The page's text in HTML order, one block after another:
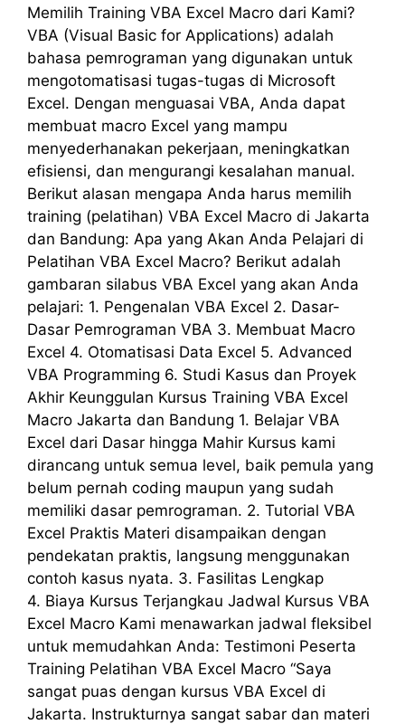
Memilih Training VBA Excel Macro dari Kami?
VBA (Visual Basic for Applications) adalah
bahasa pemrograman yang digunakan untuk
mengotomatisasi tugas-tugas di Microsoft
Excel. Dengan menguasai VBA, Anda dapat
membuat macro Excel yang mampu
menyederhanakan pekerjaan, meningkatkan
efisiensi, dan mengurangi kesalahan manual.
Berikut alasan mengapa Anda harus memilih
training (pelatihan) VBA Excel Macro di Jakarta
dan Bandung: Apa yang Akan Anda Pelajari di
Pelatihan VBA Excel Macro? Berikut adalah
gambaran silabus VBA Excel yang akan Anda
pelajari: 1. Pengenalan VBA Excel 2. Dasar-
Dasar Pemrograman VBA 3. Membuat Macro
Excel 4. Otomatisasi Data Excel 5. Advanced
VBA Programming 6. Studi Kasus dan Proyek
Akhir Keunggulan Kursus Training VBA Excel
Macro Jakarta dan Bandung 1. Belajar VBA
Excel dari Dasar hingga Mahir Kursus kami
dirancang untuk semua level, baik pemula yang
belum pernah coding maupun yang sudah
memiliki dasar pemrograman. 2. Tutorial VBA
Excel Praktis Materi disampaikan dengan
pendekatan praktis, langsung menggunakan
contoh kasus nyata. 3. Fasilitas Lengkap
4. Biaya Kursus Terjangkau Jadwal Kursus VBA
Excel Macro Kami menawarkan jadwal fleksibel
untuk memudahkan Anda: Testimoni Peserta
Training Pelatihan VBA Excel Macro “Saya
sangat puas dengan kursus VBA Excel di
Jakarta. Instrukturnya sangat sabar dan materi